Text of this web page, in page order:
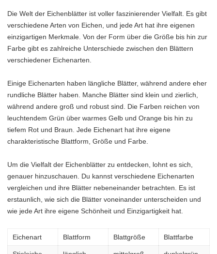
Die Welt der Eichenblätter ist voller faszinierender Vielfalt. Es gibt
verschiedene Arten von Eichen, und jede Art hat ihre eigenen
einzigartigen Merkmale. Von der Form über die Größe bis hin zur
Farbe gibt es zahlreiche Unterschiede zwischen den Blättern
verschiedener Eichenarten.
Einige Eichenarten haben längliche Blätter, während andere eher
rundliche Blätter haben. Manche Blätter sind klein und zierlich,
während andere groß und robust sind. Die Farben reichen von
leuchtendem Grün über warmes Gelb und Orange bis hin zu
tiefem Rot und Braun. Jede Eichenart hat ihre eigene
charakteristische Blattform, Größe und Farbe.
Um die Vielfalt der Eichenblätter zu entdecken, lohnt es sich,
genauer hinzuschauen. Du kannst verschiedene Eichenarten
vergleichen und ihre Blätter nebeneinander betrachten. Es ist
erstaunlich, wie sich die Blätter voneinander unterscheiden und
wie jede Art ihre eigene Schönheit und Einzigartigkeit hat.
Eichenart Blattform Blattgröße Blattfarbe